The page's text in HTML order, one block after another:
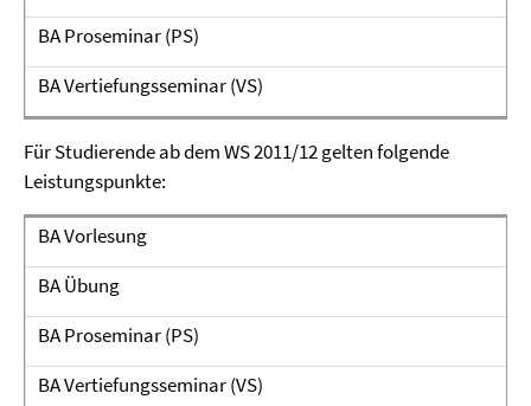
BA Proseminar (PS)
BA Vertiefungsseminar (VS)
Für Studierende ab dem WS 2011/12 gelten folgende
Leistungspunkte:
BA Vorlesung
BA Übung
BA Proseminar (PS)
BA Vertiefungsseminar (VS)